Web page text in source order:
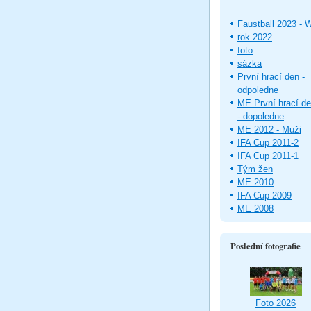
Faustball 2023 -
rok 2022
foto
sázka
První hrací den -
odpoledne
ME První hrací
- dopoledne
ME 2012 - Muži
IFA Cup 2011-2
IFA Cup 2011-1
Tým žen
ME 2010
IFA Cup 2009
ME 2008
Poslední fotografie
Foto 2026